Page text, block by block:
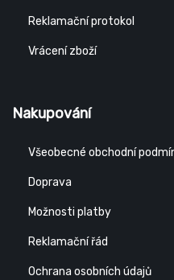
Reklamační protokol
Vrácení zboží
Nakupování
Všeobecné obchodní
Doprava
Možnosti platby
Reklamační řád
Ochrana osobních údajů